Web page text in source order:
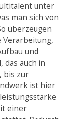
unter
man sich von
überzeugen
Verarbeitung,
und
das auch in
bis zur
ist hier
einer